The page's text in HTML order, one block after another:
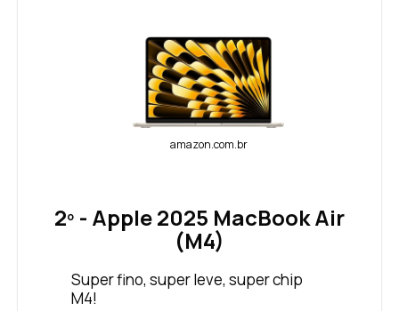
amazon.com.br
2º - Apple 2025 MacBook Air
(M4)
Super fino, super leve, super chip
M4!